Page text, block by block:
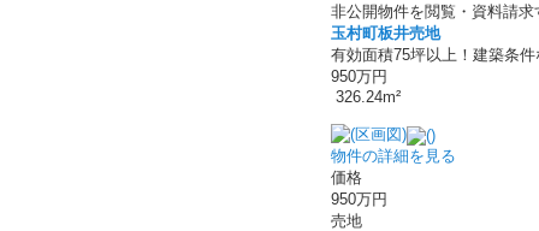
非公開物件を閲覧・資料請
玉村町板井売地
有効面積75坪以上！建築条
950万円
326.24m²
物件の詳細を見る
価格
950万円
売地